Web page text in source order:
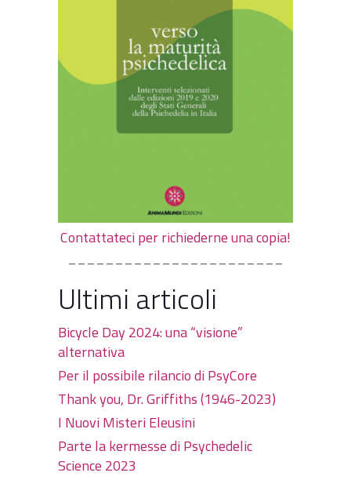
Contattateci per richiederne una copia!
Ultimi articoli
Bicycle Day 2024: una “visione”
alternativa
Per il possibile rilancio di PsyCore
Thank you, Dr. Griffiths (1946-2023)
I Nuovi Misteri Eleusini
Parte la kermesse di Psychedelic
Science 2023